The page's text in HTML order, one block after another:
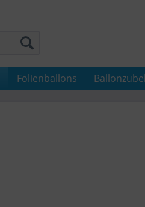
Folienballons